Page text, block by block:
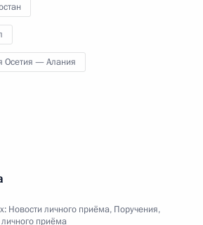
Осетия — Алания
Новости личного приёма, Поручения,
приёма